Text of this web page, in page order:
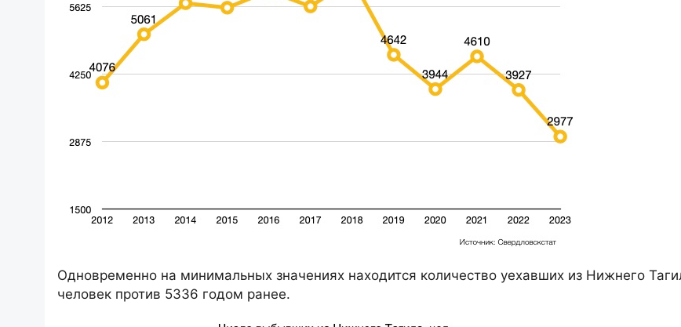
Одновременно на минимальных значениях находится количество уехавших из Нижнего
человек против 5336 годом ранее.